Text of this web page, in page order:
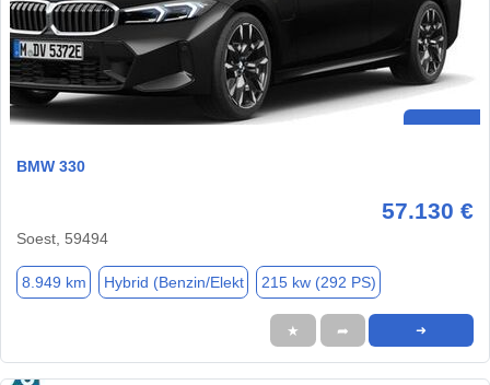
BMW 330
57.130 €
Soest, 59494
8.949 km Hybrid (Benzin/Elekt 215 kw (292 PS)
★ ➦ ➜